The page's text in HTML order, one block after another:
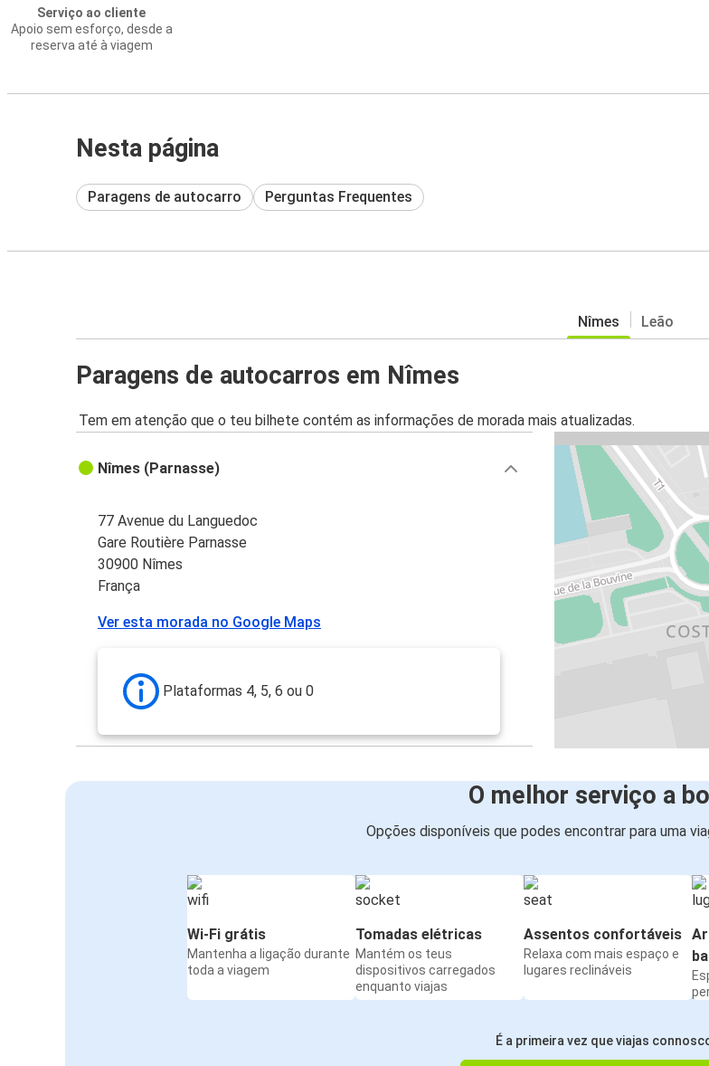
Serviço ao cliente
Apoio sem esforço, desde a
reserva até à viagem
Nesta página
Paragens de autocarro Perguntas Frequentes
Nîmes Leão
Paragens de autocarros em Nîmes
Tem em atenção que o teu bilhete contém as informações de morada mais atualizadas.
Nîmes (Parnasse)
77 Avenue du Languedoc
Gare Routière Parnasse
30900 Nîmes
França
Ver esta morada no Google Maps
Plataformas 4, 5, 6 ou 0
O melhor serviço a
Opções disponíveis que podes encontrar para uma
Wi-Fi grátis
Mantenha a ligação durante
toda a viagem
Tomadas elétricas
Mantém os teus
dispositivos carregados
enquanto viajas
Assentos confortáveis
Relaxa com mais espaço e
lugares reclináveis
É a primeira vez que viajas